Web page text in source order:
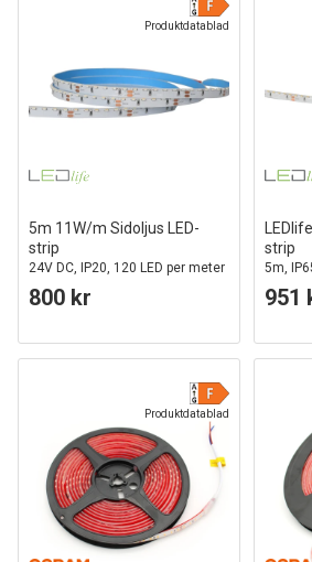
Produktdatablad
5m 11W/m Sidoljus LED-
strip
24V DC, IP20, 120 LED per meter
800 kr
strip
5m,
meter
951
Produktdatablad